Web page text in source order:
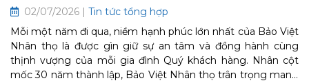
02/07/2026 | Tin tức tổng hợp
Mỗi một năm đi qua, niềm hạnh phúc lớn nhất của Bảo Việt
Nhân thọ là được gìn giữ sự an tâm và đồng hành cùng
thịnh vượng của mỗi gia đình Quý khách hàng. Nhân cột
mốc 30 năm thành lập, Bảo Việt Nhân thọ trân trọng mang